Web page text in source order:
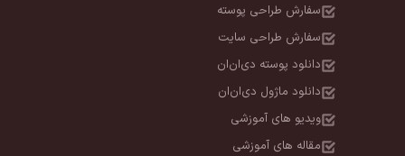
سفارش طراحی پوسته
سفارش طراحی سایت
دانلود پوسته دی‌ان‌ان
دانلود ماژول دی‌ان‌ان
ویدیو های آموزشی
مقاله های آموزشی